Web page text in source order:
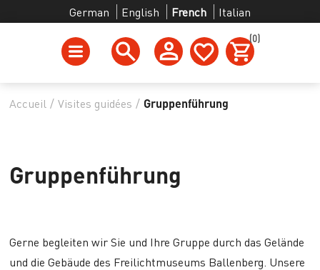
German English French Italian
(0)
Accueil / Visites guidées / Gruppenführung
Gruppenführung
Gerne begleiten wir Sie und Ihre Gruppe durch das Gelände
und die Gebäude des Freilichtmuseums Ballenberg. Unsere